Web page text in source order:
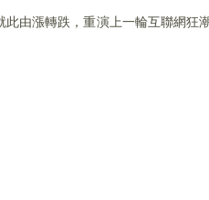
由漲轉跌，重演上一輪互聯網狂